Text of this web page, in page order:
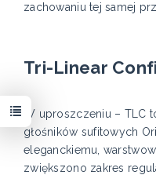
zachowaniu tej samej
Tri-Linear
W uproszczeniu – TLC
głośników sufitowych
eleganckiemu,
zwiększono zakres